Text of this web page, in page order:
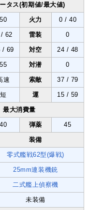
タス(初期値/最大値)
50 火力 0 / 40
62 雷装 0
/ 69 対空 24 / 48
55 対潜 0
速 索敵 37 / 79
短 運 15 / 59
最大消費量
40 弾薬 45
装備
零式艦戦62型(爆戦)
25mm連装機銃
二式艦上偵察機
未装備